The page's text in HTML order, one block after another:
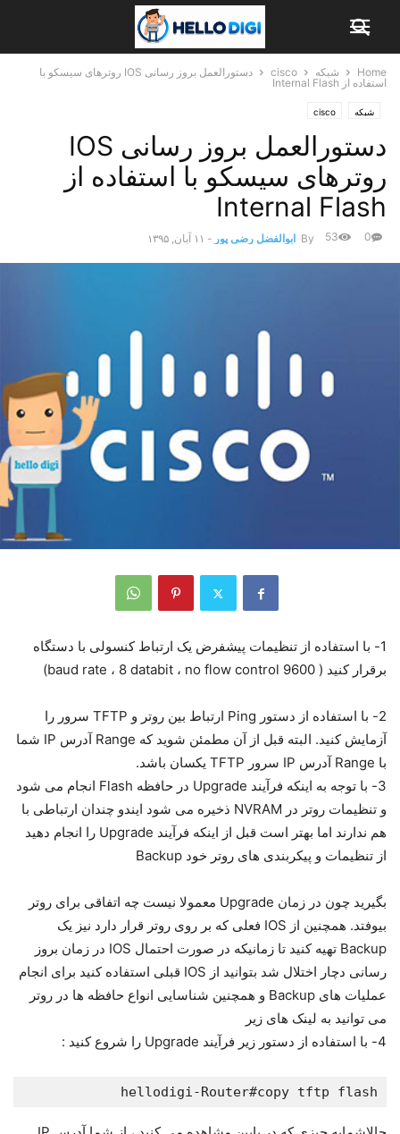
Home شبکه cisco
دستورالعمل بروز رسانی IOS روترهای سیسکو با
استفاده از Internal Flash
شبکه cisco
دستورالعمل بروز رسانی IOS
روترهای سیسکو با استفاده از
Internal Flash
By ابوالفضل رضی پور - ۱۱ آبان, ۱۳۹۵ 0
53
1- با استفاده از تنظیمات پیشفرض یک ارتباط کنسولی با دستگاه
برقرار کنید ( 9600 baud rate ، 8 databit ، no flow control)
2- با استفاده از دستور Ping ارتباط بین روتر و TFTP سرور را
آزمایش کنید. البته قبل از آن مطمئن شوید که Range آدرس IP شما
با Range آدرس IP سرور TFTP یکسان باشد.
3- با توجه به اینکه فرآیند Upgrade در حافظه Flash انجام می شود
و تنظیمات روتر در NVRAM ذخیره می شود ایندو چندان ارتباطی با
هم ندارند اما بهتر است قبل از اینکه فرآیند Upgrade را انجام دهید
از تنظیمات و پیکربندی های روتر خود Backup
بگیرید چون در زمان Upgrade معمولا نیست چه اتفاقی برای روتر
بیوفتد. همچنین از IOS فعلی که بر روی روتر قرار دارد نیز یک
Backup تهیه کنید تا زمانیکه در صورت احتمال IOS در زمان بروز
رسانی دچار اختلال شد بتوانید از IOS قبلی استفاده کنید برای انجام
عملیات های Backup و همچنین شناسایی انواع حافظه ها در روتر
می توانید به لینک های زیر
4- با استفاده از دستور زیر فرآیند Upgrade را شروع کنید :
hellodigi-Router#copy tftp flash